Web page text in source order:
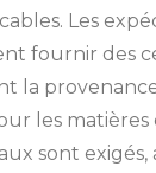
Les
fournir des
la
les matières
sont